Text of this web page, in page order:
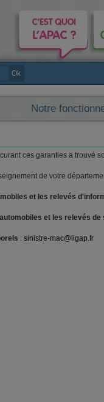
Ok
Notre
ces garanties a trouvé
de votre
et les relevés
et les relevés
: sinistre-mac@ligap.fr